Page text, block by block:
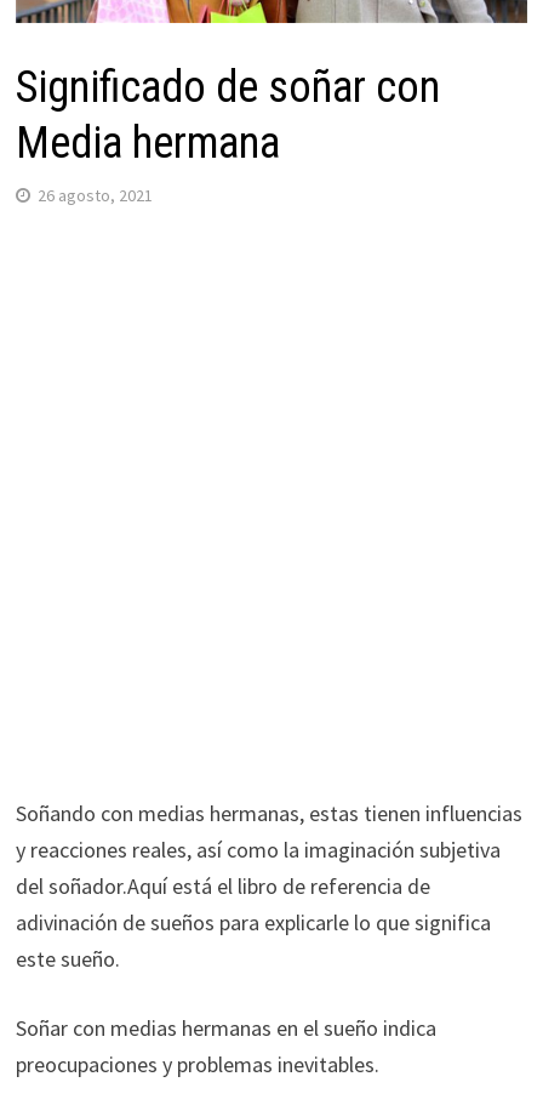
Significado de soñar con
Media hermana
26 agosto, 2021
Soñando con medias hermanas, estas tienen influencias
y reacciones reales, así como la imaginación subjetiva
del soñador.Aquí está el libro de referencia de
adivinación de sueños para explicarle lo que significa
este sueño.
Soñar con medias hermanas en el sueño indica
preocupaciones y problemas inevitables.